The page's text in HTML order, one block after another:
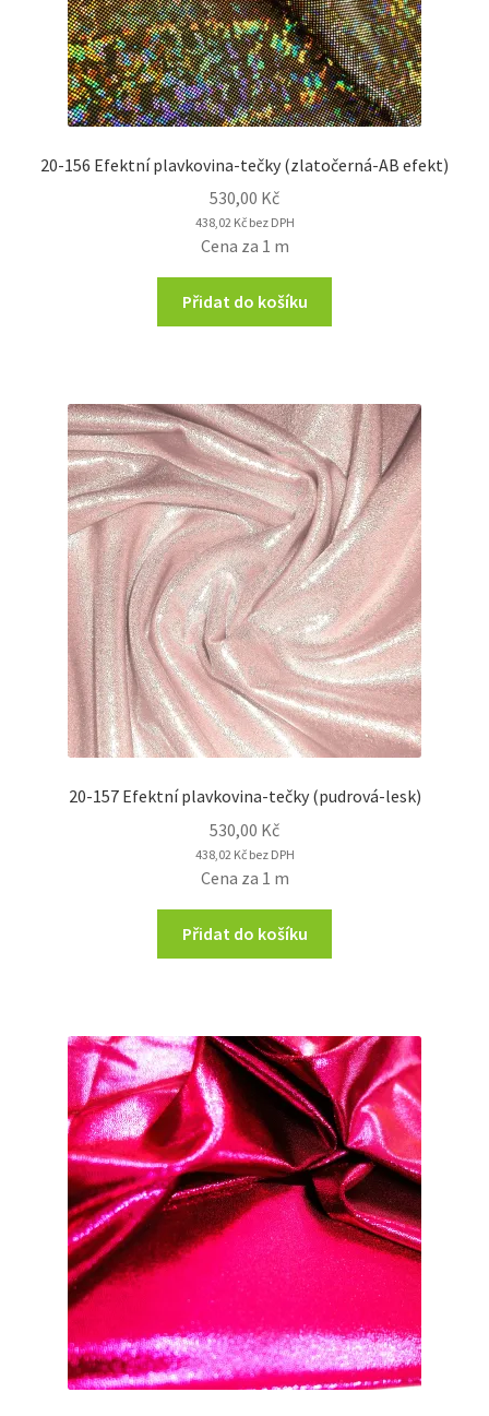
20-156 Efektní plavkovina-tečky (zlatočerná-AB efekt)
530,00 Kč
438,02 Kčbez DPH
Cena za 1 m
Přidat do košíku
20-157 Efektní plavkovina-tečky (pudrová-lesk)
530,00 Kč
438,02 Kčbez DPH
Cena za 1 m
Přidat do košíku